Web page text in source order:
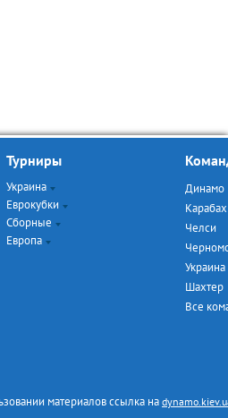
Турниры
Украина
Чемпионат Украины
Кубок Украины
Турнир дублёров
Еврокубки
Лига Чемпионов
Лига Европы
Сборные
Евро-2016
Европа
Динамо
Карабах
Челси
Украина
Шахтер
Все
материалов ссылка на